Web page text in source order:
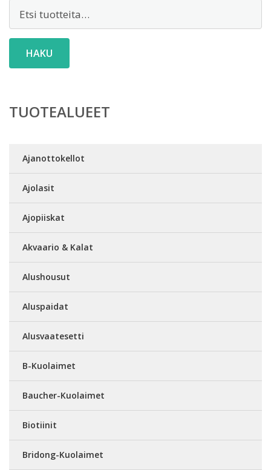
HAKU
TUOTEALUEET
Ajanottokellot
Ajolasit
Ajopiiskat
Akvaario & Kalat
Alushousut
Aluspaidat
Alusvaatesetti
B-Kuolaimet
Baucher-Kuolaimet
Biotiinit
Bridong-Kuolaimet